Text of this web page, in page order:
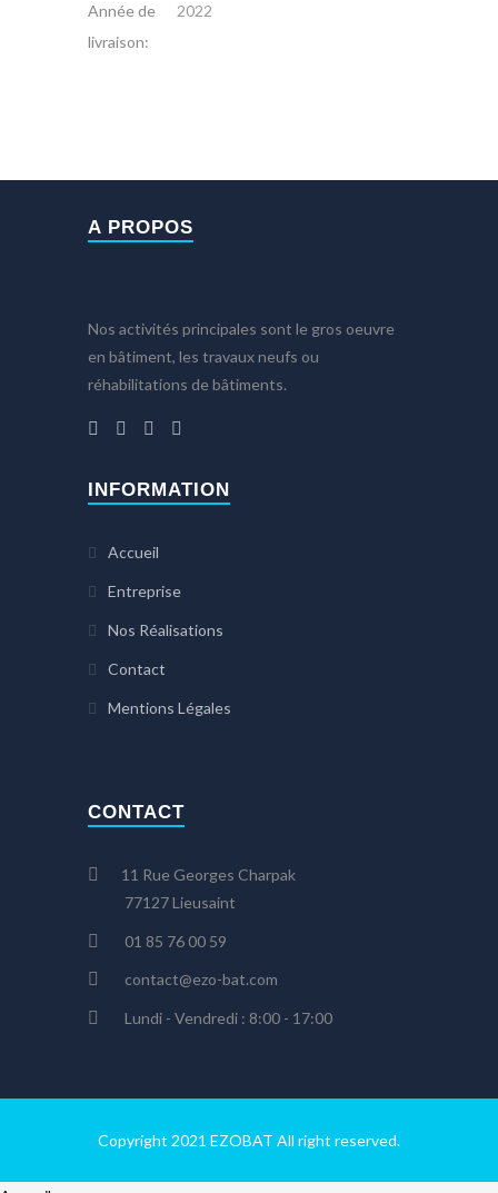
Année de
livraison:
2022
A PROPOS
Nos activités principales sont le gros oeuvre
en bâtiment, les travaux neufs ou
réhabilitations de bâtiments.
INFORMATION
Accueil
Entreprise
Nos Réalisations
Contact
Mentions Légales
CONTACT
11 Rue Georges Charpak
77127 Lieusaint
01 85 76 00 59
contact@ezo-bat.com
Lundi - Vendredi : 8:00 - 17:00
Copyright 2021 EZOBAT All right reserved.